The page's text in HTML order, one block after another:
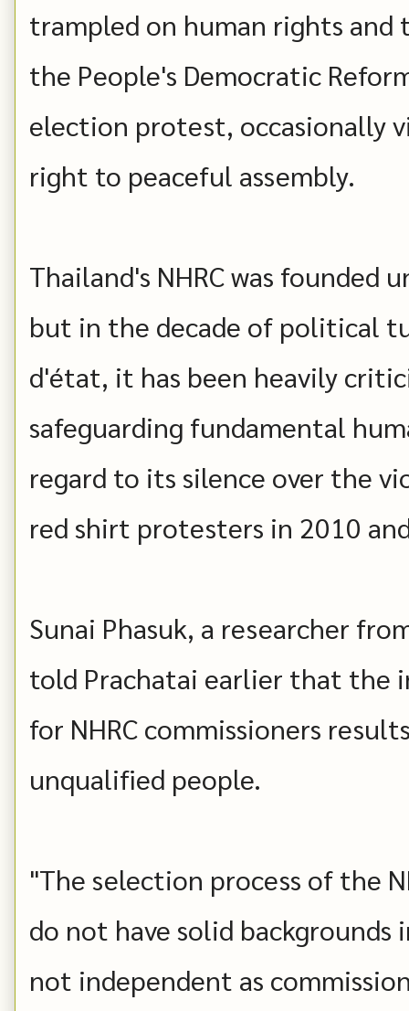
trampled on human rights
the People's Democratic
election protest, occasionally
right to peaceful assembly.
Thailand's NHRC was
but in the decade of political
d'état, it has been heavily
safeguarding fundamental
regard to its silence over the
red shirt protesters in 2010
Sunai Phasuk, a researcher
told Prachatai earlier that the
for NHRC commissioners
unqualified people.
"The selection process of the
do not have solid backgrounds
not independent as